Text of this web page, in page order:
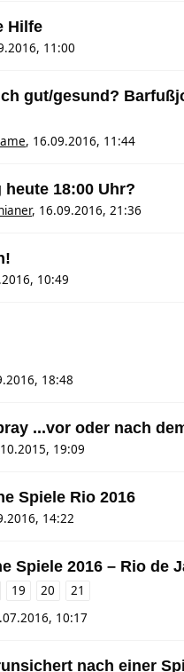
Hilfe
11:00
gut/gesund?
, 16.09.2016, 11:44
heute 18:00 Uhr?
, 16.09.2016, 21:36
10:49
18:48
...vor oder nach
19:09
Spiele Rio 2016
14:22
Spiele 2016 – Rio de
19 20
21
10:17
nach einer